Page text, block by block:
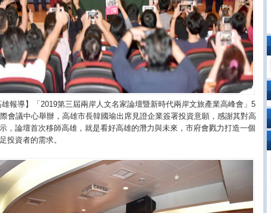
雄報導】「2019第三屆兩岸人文名家論壇暨新時代兩岸文旅產業高峰會」5
會議中心舉辦，高雄市長韓國瑜出席見證企業簽署投資意願，感謝其對高
，論壇首次移師高雄，就是看好高雄的潛力與未來，市府會戮力打造一個
投資者的需求。